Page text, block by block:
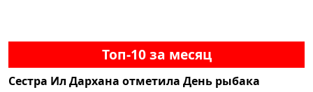
Топ-10 за месяц
Сестра Ил Дархана отметила День рыбака